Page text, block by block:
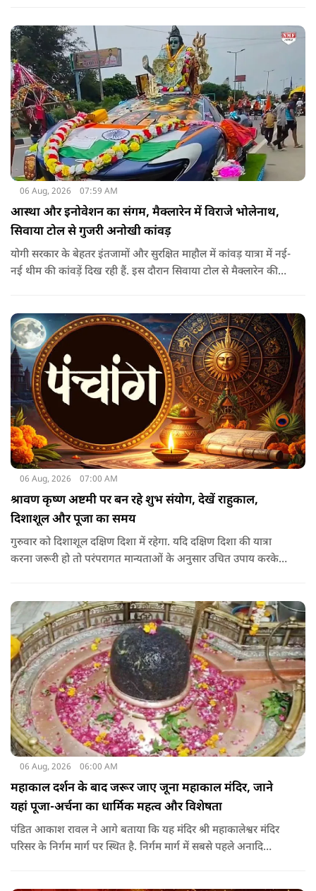
06 Aug, 2026 07:59 AM
आस्था और इनोवेशन का संगम, मैक्लारेन में विराजे भोलेनाथ,
सिवाया टोल से गुजरी अनोखी कांवड़
योगी सरकार के बेहतर इंतजामों और सुरक्षित माहौल में कांवड़ यात्रा में नई-
नई थीम की कांवड़ें दिख रही हैं. इस दौरान सिवाया टोल से मैक्लारेन की
06 Aug, 2026 07:00 AM
श्रावण कृष्ण अष्टमी पर बन रहे शुभ संयोग, देखें राहुकाल,
दिशाशूल और पूजा का समय
गुरुवार को दिशाशूल दक्षिण दिशा में रहेगा. यदि दक्षिण दिशा की यात्रा
करना जरूरी हो तो परंपरागत मान्यताओं के अनुसार उचित उपाय करके
06 Aug, 2026 06:00 AM
महाकाल दर्शन के बाद जरूर जाए जूना महाकाल मंदिर, जाने
यहां पूजा-अर्चना का धार्मिक महत्व और विशेषता
पंडित आकाश रावल ने आगे बताया कि यह मंदिर श्री महाकालेश्वर मंदिर
परिसर के निर्गम मार्ग पर स्थित है. निर्गम मार्ग में सबसे पहले अनादि